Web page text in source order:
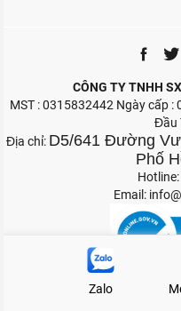
CÔNG TY TNHH
MST : 0315832442 Ngày cấp
Đầu
Địa chỉ: D5/641 Đường
Phố
Email:
Bản
Zalo